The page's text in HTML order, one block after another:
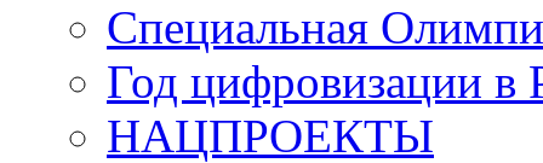
Специальная
Год цифровизации в
НАЦПРОЕКТЫ